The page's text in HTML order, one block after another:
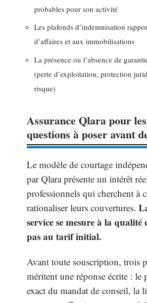
probables pour son activité
Les plafonds d’indemnisation
d’affaires et aux immobilisations
La présence ou l’absence de
(perte d’exploitation, protection
risque)
Assurance Qlara pour
questions à poser avant
Le modèle de courtage
par Qlara présente un intérêt
professionnels qui cherchent à
rationaliser leurs couvertures.
service se mesure à la qualité
pas au tarif initial.
Avant toute souscription, trois
méritent une réponse écrite : le
exact du mandat de conseil, la